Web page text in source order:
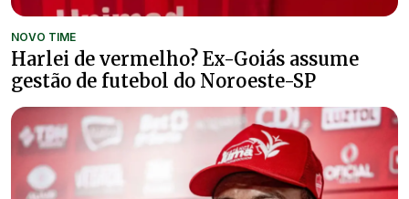
NOVO TIME
Harlei de vermelho? Ex-Goiás assume
gestão de futebol do Noroeste-SP